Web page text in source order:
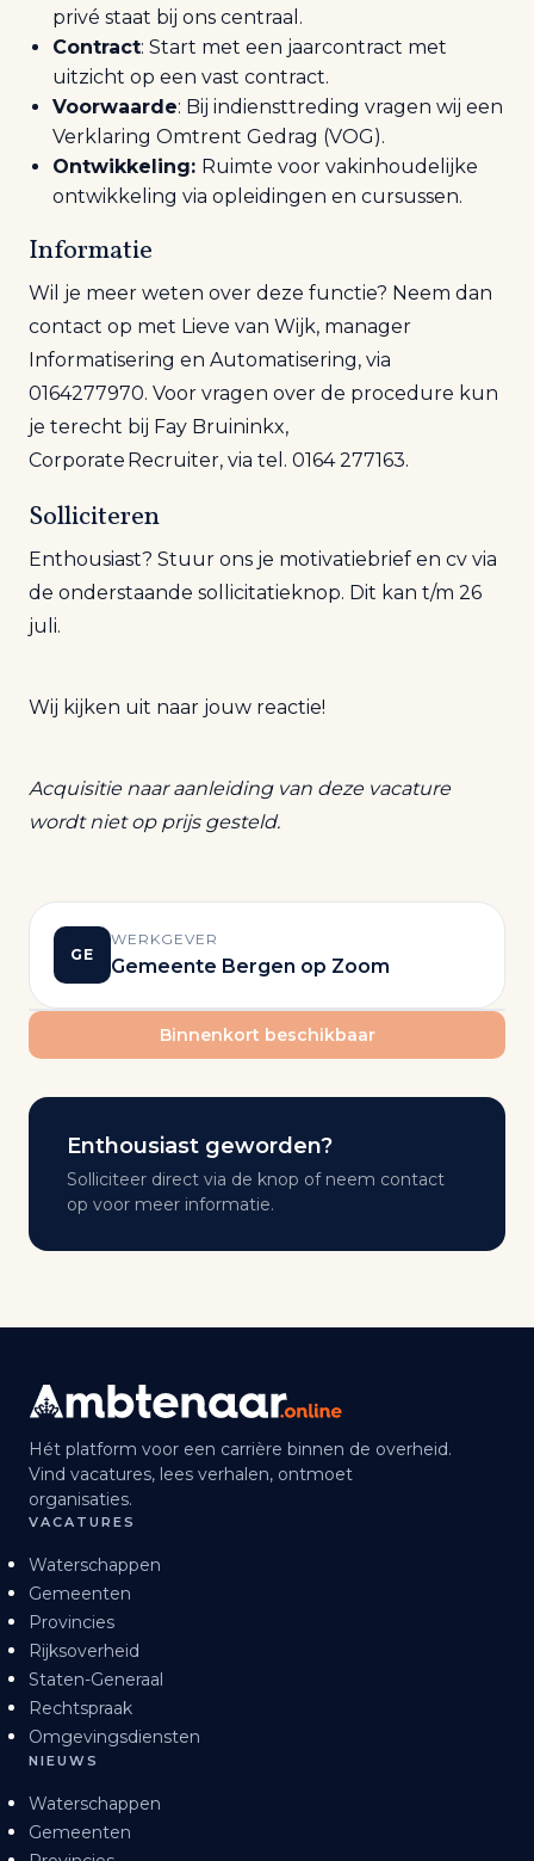
privé staat bij ons centraal.
Contract: Start met een jaarcontract met
uitzicht op een vast contract.
Voorwaarde: Bij indiensttreding vragen wij een
Verklaring Omtrent Gedrag (VOG).
Ontwikkeling: Ruimte voor vakinhoudelijke
ontwikkeling via opleidingen en cursussen.
Informatie
Wil je meer weten over deze functie? Neem dan
contact op met Lieve van Wijk, manager
Informatisering en Automatisering, via
0164277970. Voor vragen over de procedure kun
je terecht bij Fay Bruininkx,
Corporate Recruiter, via tel. 0164 277163.
Solliciteren
Enthousiast? Stuur ons je motivatiebrief en cv via
de onderstaande sollicitatieknop. Dit kan t/m 26
juli.
Wij kijken uit naar jouw reactie!
Acquisitie naar aanleiding van deze vacature
wordt niet op prijs gesteld.
GE
WERKGEVER
Gemeente Bergen op Zoom
Binnenkort beschikbaar
Enthousiast geworden?
Solliciteer direct via de knop of neem contact
op voor meer informatie.
Hét platform voor een carrière binnen de overheid.
Vind vacatures, lees verhalen, ontmoet
organisaties.
VACATURES
Waterschappen
Gemeenten
Provincies
Rijksoverheid
Staten-Generaal
Rechtspraak
Omgevingsdiensten
NIEUWS
Waterschappen
Gemeenten